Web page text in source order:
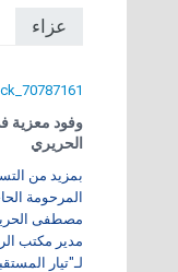
عزاء
وفود معزية
الحريري
بمزيد من
المرحومة
مصطفى
مدير مكتب
لـ"تيار